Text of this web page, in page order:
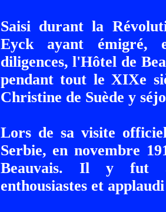
Saisi durant la
Eyck ayant émigré,
diligences, l'Hôtel de
pendant tout le XIXe
Christine de Suède y
Lors de sa visite
Serbie, en novembre
Beauvais. Il y fut
enthousiastes et